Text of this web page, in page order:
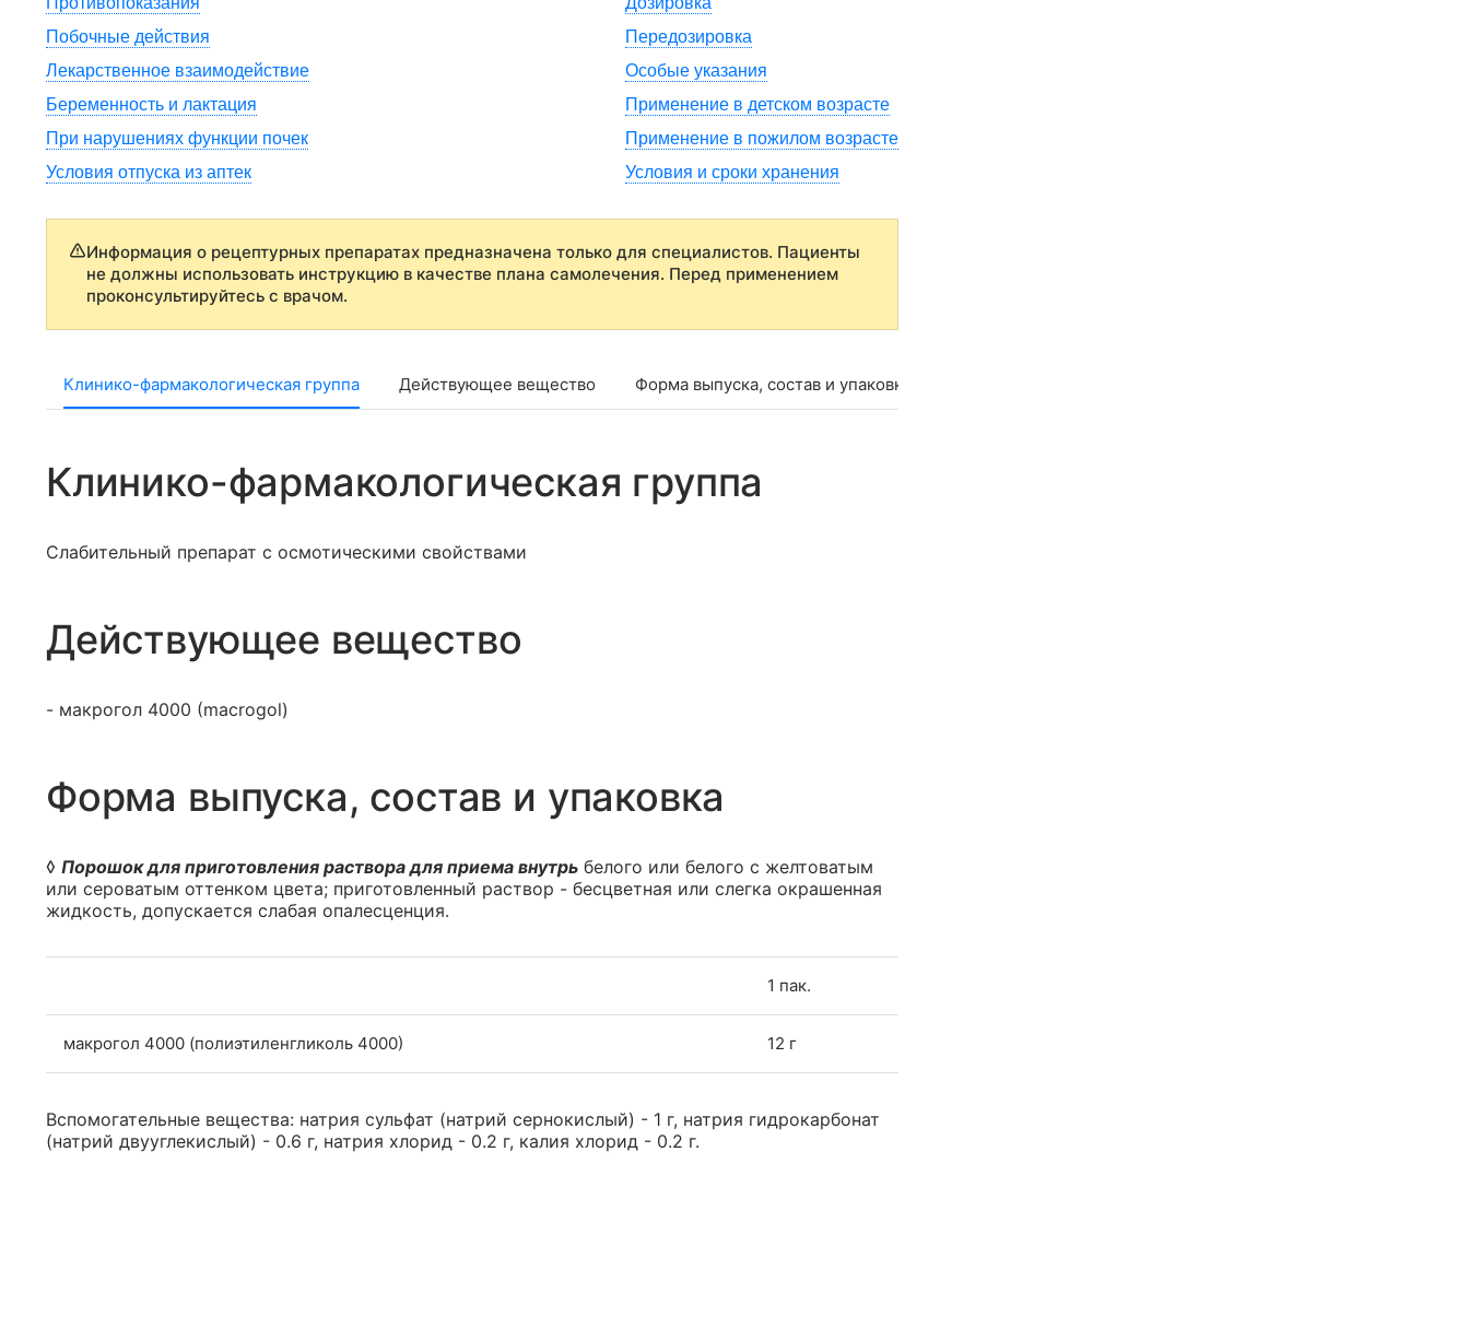
Побочные действия
Передозировка
Лекарственное взаимодействие
Особые указания
Беременность и лактация
Применение в детском возрасте
При нарушениях функции почек
Применение в пожилом возрасте
Условия отпуска из аптек
Условия и сроки хранения
Информация о рецептурных препаратах предназначена только для специалистов. Пациенты
не должны использовать инструкцию в качестве плана самолечения. Перед применением
проконсультируйтесь с врачом.
Клинико-фармакологическая группа Действующее вещество Форма выпуска, состав и упаковка
Клинико-фармакологическая группа
Слабительный препарат с осмотическими свойствами
Действующее вещество
- макрогол 4000 (macrogol)
Форма выпуска, состав и упаковка
◊ Порошок для приготовления раствора для приема внутрь белого или белого с желтоватым
или сероватым оттенком цвета; приготовленный раствор - бесцветная или слегка окрашенная
жидкость, допускается слабая опалесценция.
1 пак.
макрогол 4000 (полиэтиленгликоль 4000) 12 г
Вспомогательные вещества: натрия сульфат (натрий сернокислый) - 1 г, натрия гидрокарбонат
(натрий двууглекислый) - 0.6 г, натрия хлорид - 0.2 г, калия хлорид - 0.2 г.